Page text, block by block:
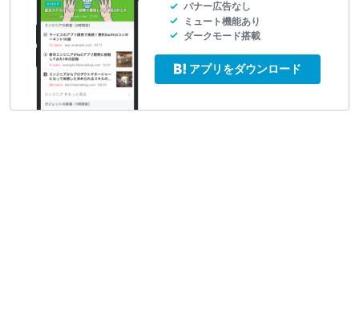
バナー広告なし
ミュート機能あり
ダークモード搭載
アプリをダウンロード